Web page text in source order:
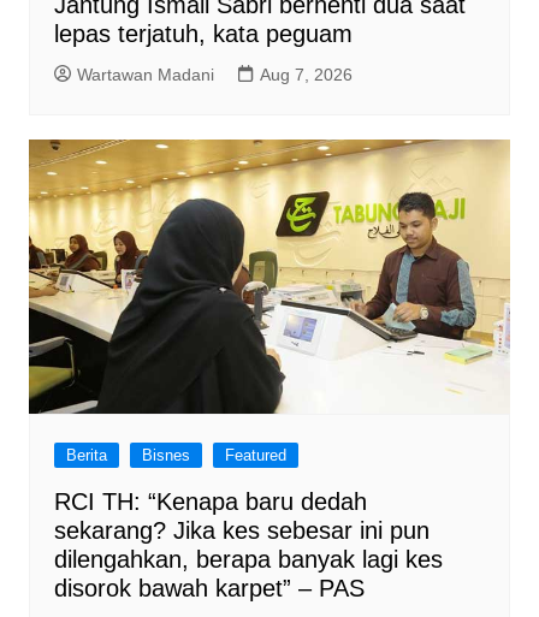
lepas terjatuh, kata peguam
Wartawan Madani Aug 7, 2026
Berita Bisnes Featured
RCI TH: “Kenapa baru dedah
sekarang? Jika kes sebesar ini pun
dilengahkan, berapa banyak lagi kes
disorok bawah karpet” – PAS